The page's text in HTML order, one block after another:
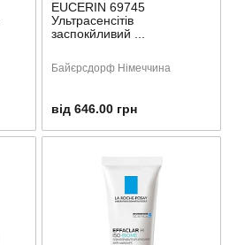
EUCERIN 69745
Ультрасенсітів
заспокйливий ...
Байєрсдорф Німеччина
від 646.00 грн